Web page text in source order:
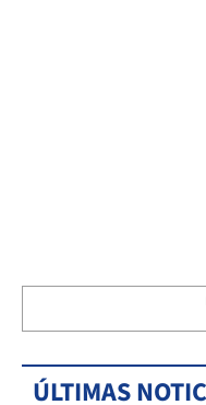
ÚLTIMAS